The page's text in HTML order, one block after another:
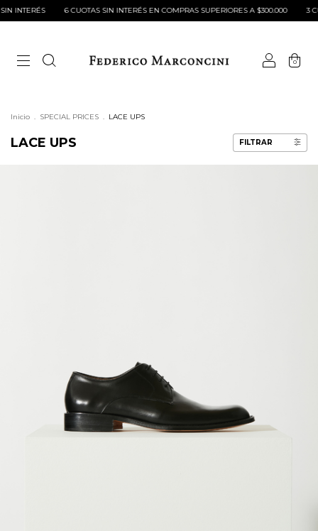
SIN INTERÉS EN COMPRAS SUPERIORES A $300.000 3 CUOTAS SIN
0
Inicio . SPECIAL PRICES . LACE UPS
LACE UPS FILTRAR